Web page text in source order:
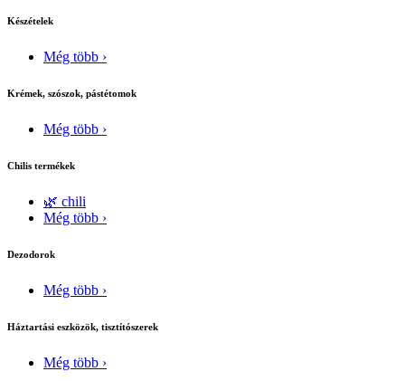
Készételek
Még több ›
Krémek, szószok, pástétomok
Még több ›
Chilis termékek
🌿 chili
Még több ›
Dezodorok
Még több ›
Háztartási eszközök, tisztítószerek
Még több ›